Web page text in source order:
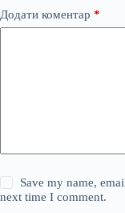
Додати коментар *
Save my name,
next time I comment.